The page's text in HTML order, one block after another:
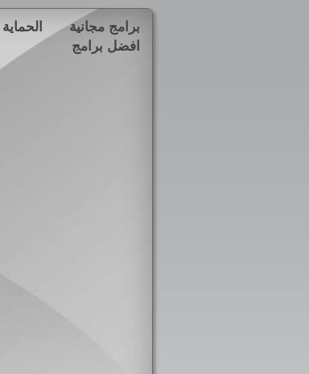
برامج مجانية الحماية
افضل برامج